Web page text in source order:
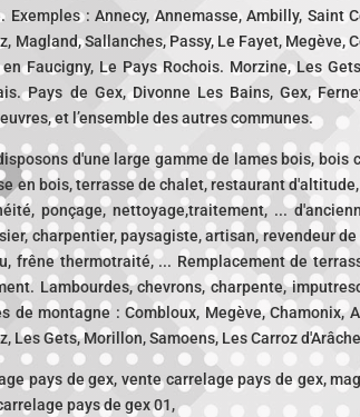
Exemples : Annecy, Annemasse, Ambilly, Saint
Magland, Sallanches, Passy, Le Fayet, Megève,
Faucigny, Le Pays Rochois. Morzine, Les
Pays de Gex, Divonne Les Bains, Gex,
et l’ensemble des autres communes.
d'une large gamme de lames bois,
en bois, terrasse de chalet, restaurant
ponçage, nettoyage,traitement, ...
charpentier, paysagiste, artisan, revendeur
frêne thermotraité, ... Remplacement de
Lambourdes, chevrons, charpente,
de montagne : Combloux, Megève, Chamonix,
Les Gets, Morillon, Samoens, Les Carroz
pays de gex, vente carrelage pays de gex,
pays de gex 01,